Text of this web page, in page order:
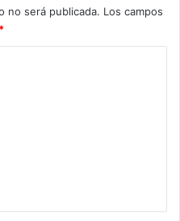
no será publicada. Los campos
*